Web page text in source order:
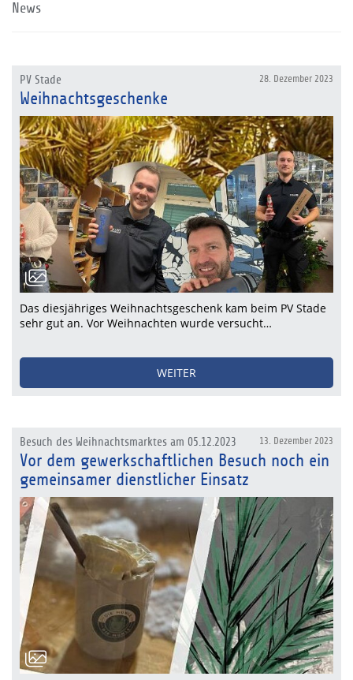
News
28. Dezember 2023
PV Stade
Weihnachtsgeschenke
Das diesjähriges Weihnachtsgeschenk kam beim PV Stade
sehr gut an. Vor Weihnachten wurde versucht…
WEITER
13. Dezember 2023
Besuch des Weihnachtsmarktes am 05.12.2023
Vor dem gewerkschaftlichen Besuch noch ein
gemeinsamer dienstlicher Einsatz